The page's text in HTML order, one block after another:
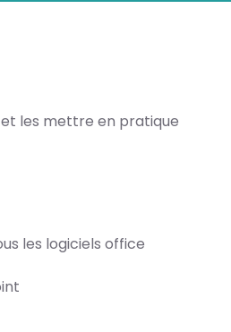
les mettre en pratique
les logiciels office